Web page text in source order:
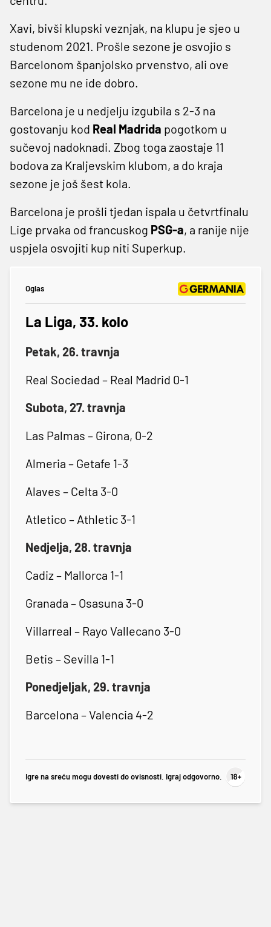
Xavi, bivši klupski veznjak, na klupu je sjeo u
studenom 2021. Prošle sezone je osvojio s
Barcelonom španjolsko prvenstvo, ali ove
sezone mu ne ide dobro.
Barcelona je u nedjelju izgubila s 2-3 na
gostovanju kod Real Madrida pogotkom u
sučevoj nadoknadi. Zbog toga zaostaje 11
bodova za Kraljevskim klubom, a do kraja
sezone je još šest kola.
Barcelona je prošli tjedan ispala u četvrtfinalu
Lige prvaka od francuskog PSG-a, a ranije nije
uspjela osvojiti kup niti Superkup.
Oglas
La Liga, 33. kolo
Petak, 26. travnja
Real Sociedad – Real Madrid 0-1
Subota, 27. travnja
Las Palmas – Girona, 0-2
Almeria – Getafe 1-3
Alaves – Celta 3-0
Atletico – Athletic 3-1
Nedjelja, 28. travnja
Cadiz – Mallorca 1-1
Granada – Osasuna 3-0
Villarreal – Rayo Vallecano 3-0
Betis – Sevilla 1-1
Ponedjeljak, 29. travnja
Barcelona – Valencia 4-2
Igre na sreću mogu dovesti do ovisnosti. Igraj odgovorno.